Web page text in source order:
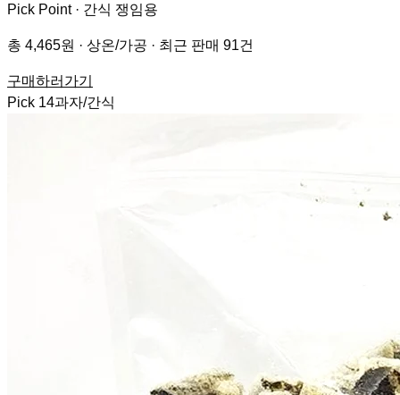
Pick Point · 간식 쟁임용
총 4,465원 · 상온/가공 · 최근 판매 91건
구매하러가기
Pick 14과자/간식